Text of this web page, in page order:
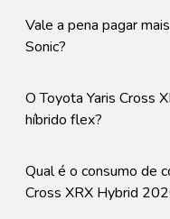
Vale a pena pagar
Sonic?
O Toyota Yaris Cross
híbrido flex?
Qual é o consumo de
Cross XRX Hybrid